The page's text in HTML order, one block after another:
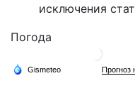
исключения
Погода